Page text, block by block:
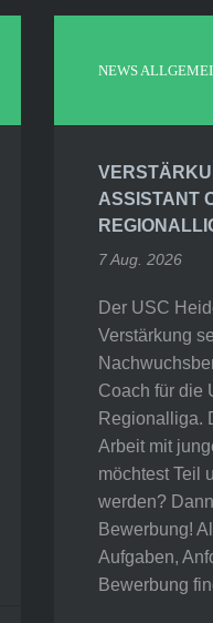
NEWS
ASSISTANT
7 Aug. 2026
Der USC
Verstärkung
Coach für die
Regionalliga.
Arbeit mit
möchtest Teil
werden?
Bewerbung!
Aufgaben,
Bewerbung